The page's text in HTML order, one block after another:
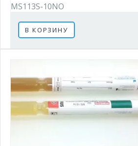
MS113S-10NO
В КОРЗИНУ